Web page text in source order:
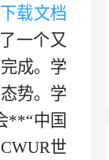
载文档
一个又
成。 学
势。学
**“中国
CWUR世